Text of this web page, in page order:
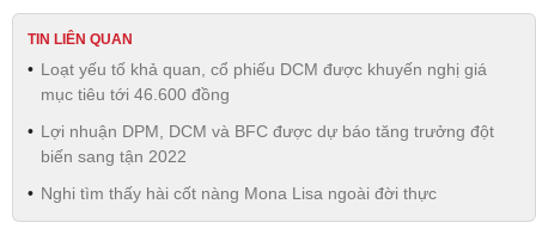
TIN LIÊN QUAN
Loạt yếu tố khả quan, cổ phiếu DCM được khuyến nghị giá
mục tiêu tới 46.600 đồng
Lợi nhuận DPM, DCM và BFC được dự báo tăng trưởng đột
biến sang tận 2022
Nghi tìm thấy hài cốt nàng Mona Lisa ngoài đời thực